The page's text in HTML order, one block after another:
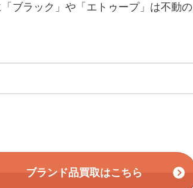
ブラック」や「エトゥープ」は不動の
ブランド品買取はこちら